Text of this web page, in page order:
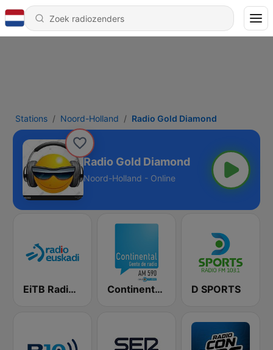
Stations Noord-Holland Radio Gold Diamond
Radio Gold Diamond
Noord-Holland - Online
EiTB Radio Euskadi Continental 590 AM D SPORTS